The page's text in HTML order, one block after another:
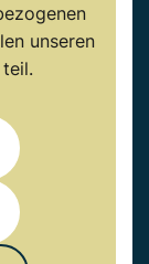
unseren